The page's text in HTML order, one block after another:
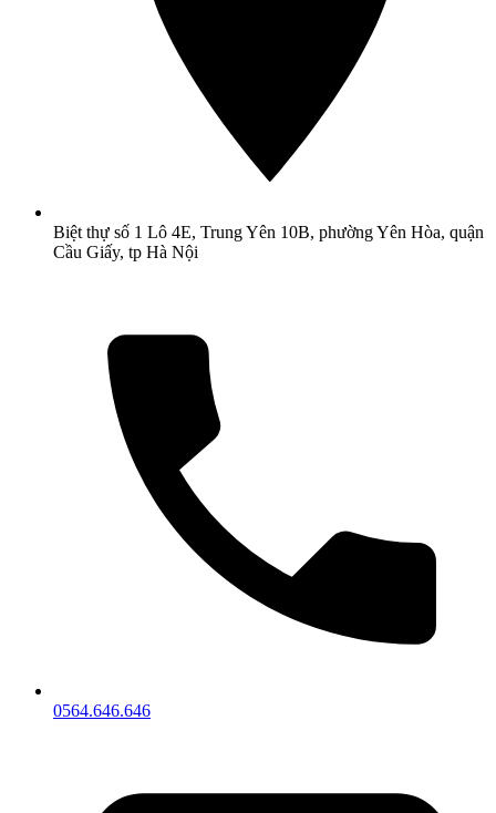
Biệt thự số 1 Lô 4E, Trung Yên 10B, phường Yên Hòa, quận
Cầu Giấy, tp Hà Nội
0564.646.646